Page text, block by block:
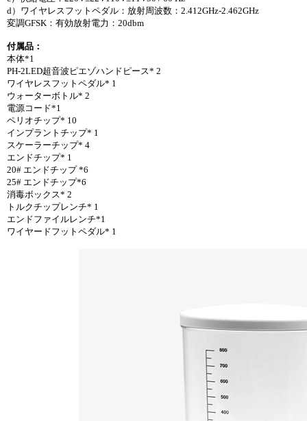
d）ワイヤレスフットペダル：放射周波数：2.412GHz-2.462GHz
変調GFSK：有効放射電力：20dbm
付属品：
本体*1
PH-2LED超音波ピエゾハンドピース* 2
ワイヤレスフットペダル* 1
ウォーターボトル* 2
電源コード*1
ペリオチップ* 10
インプラントチップ* 1
スケーラーチップ* 4
エンドチップ* 1
20# エンドチップ *6
25# エンドチップ*6
消毒ボックス* 2
トルクチップレンチ* 1
エンドファイルレンチ*1
ワイヤードフットペダル* 1